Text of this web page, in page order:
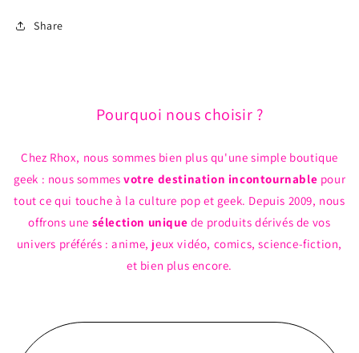
6
5&quot;
Share
Pourquoi nous choisir ?
Chez Rhox, nous sommes bien plus qu'une simple boutique
geek : nous sommesvotre destination incontournable pour
tout ce qui touche à la culture pop et geek. Depuis 2009, nous
offrons une sélection unique de produits dérivés de vos
univers préférés : anime, jeux vidéo, comics, science-fiction,
et bien plus encore.